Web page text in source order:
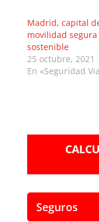
Madrid, capital
movilidad segura
sostenible
25 octubre, 2021
En «Seguridad
Seguros